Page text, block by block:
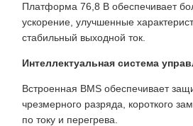
Платформа 76,8 В обеспечивает
ускорение, улучшенные
стабильный выходной ток.
Интеллектуальная система
Встроенная BMS обеспечивает
чрезмерного разряда, короткого
по току и перегрева.